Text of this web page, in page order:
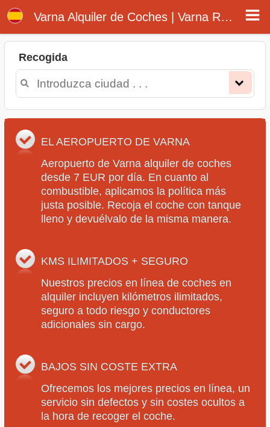
Varna Alquiler de Coches | Varna Rentals
Recogida
EL AEROPUERTO DE VARNA
Aeropuerto de Varna alquiler de coches
desde 7 EUR por día. En cuanto al
combustible, aplicamos la política más
justa posible. Recoja el coche con tanque
lleno y devuélvalo de la misma manera.
KMS ILIMITADOS + SEGURO
Nuestros precios en línea de coches en
alquiler incluyen kilómetros ilimitados,
seguro a todo riesgo y conductores
adicionales sin cargo.
BAJOS SIN COSTE EXTRA
Ofrecemos los mejores precios en línea, un
servicio sin defectos y sin costes ocultos a
la hora de recoger el coche.